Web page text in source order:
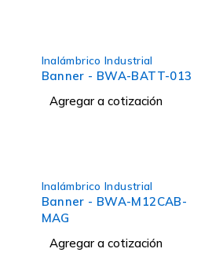
Inalámbrico Industrial
Banner - BWA-BATT-013
Agregar a cotización
Inalámbrico Industrial
Banner - BWA-M12CAB-
MAG
Agregar a cotización